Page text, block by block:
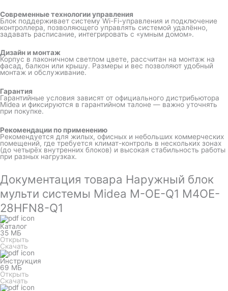
Современные технологии управления
Блок поддерживает систему Wi-Fi-управления и подключение
контроллера, позволяющего управлять системой удалённо,
задавать расписание, интегрировать с «умным домом».
Дизайн и монтаж
Корпус в лаконичном светлом цвете, рассчитан на монтаж на
фасад, балкон или крышу. Размеры и вес позволяют удобный
монтаж и обслуживание.
Гарантия
Гарантийные условия зависят от официального дистрибьютора
Midea и фиксируются в гарантийном талоне — важно уточнять
при покупке.
Рекомендации по применению
Рекомендуется для жилых, офисных и небольших коммерческих
помещений, где требуется климат-контроль в нескольких зонах
(до четырёх внутренних блоков) и высокая стабильность работы
при разных нагрузках.
Документация товара Наружный блок
мульти системы Midea M-OE-Q1 M4OE-
28HFN8-Q1
Каталог
35 МБ
Открыть
Скачать
Инструкция
69 МБ
Открыть
Скачать